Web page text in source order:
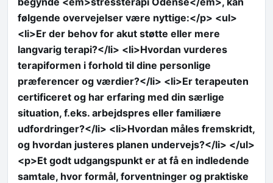
følgende overvejelser være nyttige:</p> <ul>
<li>Er der behov for akut støtte eller mere
langvarig terapi?</li> <li>Hvordan vurderes
terapiformen i forhold til dine personlige
præferencer og værdier?</li> <li>Er terapeuten
certificeret og har erfaring med din særlige
situation, f.eks. arbejdspres eller familiære
udfordringer?</li> <li>Hvordan måles fremskridt,
og hvordan justeres planen undervejs?</li> </ul>
<p>Et godt udgangspunkt er at få en indledende
samtale, hvor formål, forventninger og praktiske